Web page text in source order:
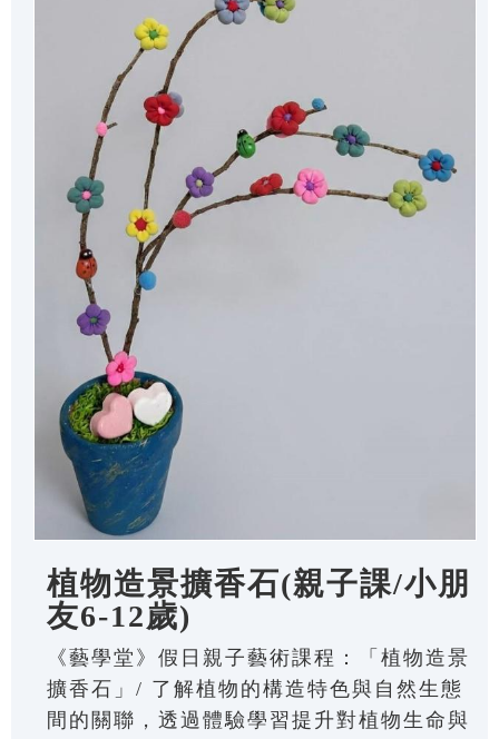
植物造景擴香石(親子課/小朋
友6-12歲)
《藝學堂》假日親子藝術課程：「植物造景
擴香石」/ 了解植物的構造特色與自然生態
間的關聯，透過體驗學習提升對植物生命與